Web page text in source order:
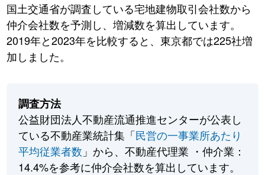
国土交通省が調査している宅地建物取引会社数から
仲介会社数を予測し、増減数を算出しています。
2019年と2023年を比較すると、東京都では225社増
加しました。
調査方法
公益財団法人不動産流通推進センターが公表し
ている不動産業統計集「民営の一事業所あたり
平均従業者数 」から、不動産代理業 ・仲介業：
14.4%を参考に仲介会社数を算出しています。